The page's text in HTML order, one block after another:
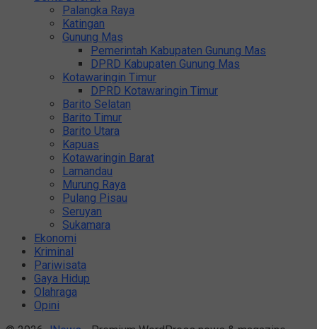
Palangka Raya
Katingan
Gunung Mas
Pemerintah Kabupaten Gunung Mas
DPRD Kabupaten Gunung Mas
Kotawaringin Timur
DPRD Kotawaringin Timur
Barito Selatan
Barito Timur
Barito Utara
Kapuas
Kotawaringin Barat
Lamandau
Murung Raya
Pulang Pisau
Seruyan
Sukamara
Ekonomi
Kriminal
Pariwisata
Gaya Hidup
Olahraga
Opini